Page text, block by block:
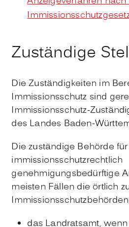
Zuständige
Die Zuständigkeiten im
Immissionsschutz sind
Immissionsschutz-
des Landes Baden-
Die zuständige Behörde für
immissionsschutzrechtlich
genehmigungsbedürftige
meisten Fällen die örtlich
das Landratsamt,